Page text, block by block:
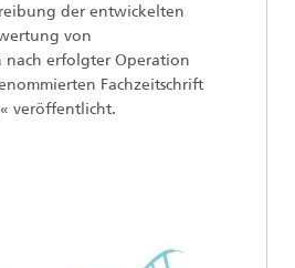
der entwickelten
von
nach erfolgter Operation
Fachzeitschrift
veröffentlicht.